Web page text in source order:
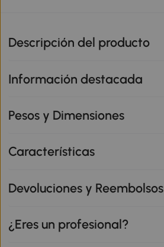
Descripción del producto
Información destacada
Pesos y Dimensiones
Características
Devoluciones y Reembolsos
¿Eres un profesional?